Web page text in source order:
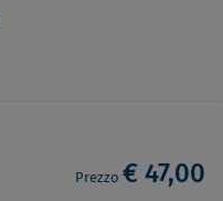
Prezzo € 47,00